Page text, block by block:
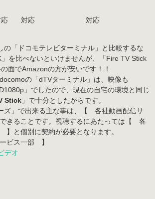
対応 対応
の「ドコモテレビターミナル」と比較するな
を比べないといけませんが、「Fire TV Stick
面でAmazonの方が安いです！！
の「dTVターミナル」は、映像も
」でしたので、現在の自宅の環境と同じ
Stick 」で十分としたからです。
ズ」で出来る主な事は、【 各社動画配信サ
きることです。視聴するにあたっては【 各
と個別に契約が必要となります。
ビス一部 】
デオ